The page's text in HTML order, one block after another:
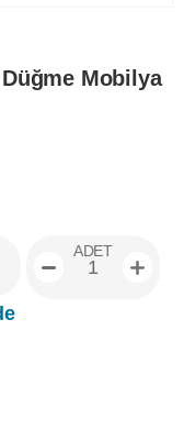
Mobilya
ADET